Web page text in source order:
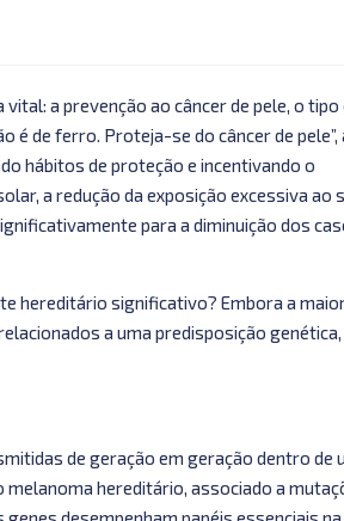
a prevenção ao câncer de pele, o tipo
é de ferro. Proteja-se do câncer de pele”,
hábitos de proteção e incentivando o
a redução da exposição excessiva ao
para a diminuição dos
hereditário significativo? Embora a
a uma predisposição genética,
de geração em geração dentro de
melanoma hereditário, associado a